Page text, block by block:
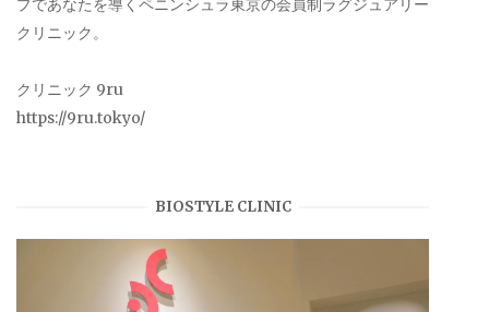
プであなたを導くペニンシュラ東京の会員制ラグジュアリー
クリニック。
クリニック 9ru
https://9ru.tokyo/
BIOSTYLE CLINIC